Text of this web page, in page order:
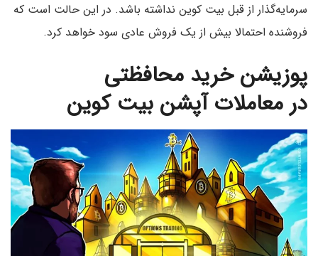
سرمایه‌گذار از قبل بیت کوین نداشته باشد. در این حالت است که
فروشنده احتمالا بیش از یک فروش عادی سود خواهد کرد.
پوزیشن خرید محافظتی
درمعاملات آپشن بیت کوین